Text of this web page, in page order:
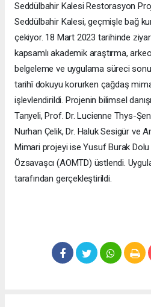
Seddülbahir Kalesi Restorasyon
Seddülbahir Kalesi, geçmişle bağ
çekiyor. 18 Mart 2023 tarihinde
kapsamlı akademik araştırma,
belgeleme ve uygulama süreci
tarihî dokuyu korurken çağdaş
işlevlendirildi. Projenin bilimsel
Tanyeli, Prof. Dr. Lucienne Thys-
Nurhan Çelik, Dr. Haluk Sesigür ve
Mimari projeyi ise Yusuf Burak Dolu
Özsavaşcı (AOMTD) üstlendi.
tarafından gerçekleştirildi.